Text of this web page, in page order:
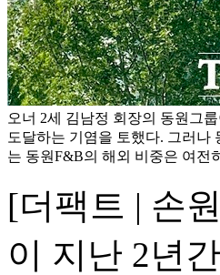
오너 2세 김남정 회장의 동원그
도달하는 기염을 토했다. 그러나
는 동원F&B의 해외 비중은 여전
[더팩트 | 손
이 지난 2년